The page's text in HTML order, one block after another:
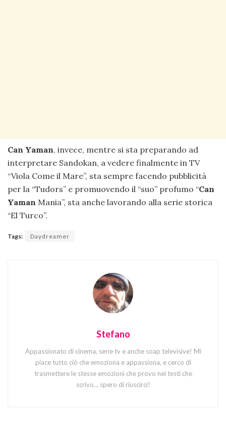
Can Yaman, invece, mentre si sta preparando ad
interpretare Sandokan, a vedere finalmente in TV
“Viola Come il Mare”, sta sempre facendo pubblicità
per la “Tudors” e promuovendo il “suo” profumo “Can
Yaman Mania”, sta anche lavorando alla serie storica
“El Turco”.
Tags: Daydreamer
Stefano
Appassionato di cinema, serie tv e anche soap televisive! Mi
piace tutto ciò che emoziona e appassiona, e cerco di
trasmettere le stesse emozioni che provo nei testi che
scrivo... spero di riuscirci!